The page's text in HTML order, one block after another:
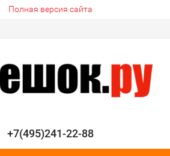
Полная версия сайта
+7(495)241-22-88